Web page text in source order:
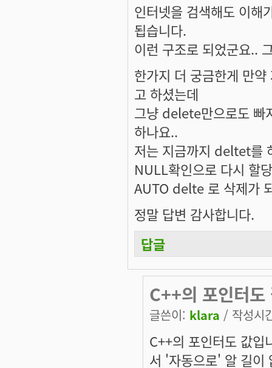
인터넷을 검색해도 이해
됩습니다.
이런 구조로 되었군요..
한가지 더 궁금한게 만
고 하셨는데
그냥 delete만으로도 빠
하나요..
저는 지금까지 deltet를
NULL확인으로 다시 할
AUTO delte 로 삭제가
정말 답변 감사합니다.
답글
C++의 포인터
글쓴이: klara / 작성시
C++의 포인터도 값입
서 '자동으로' 알 길이